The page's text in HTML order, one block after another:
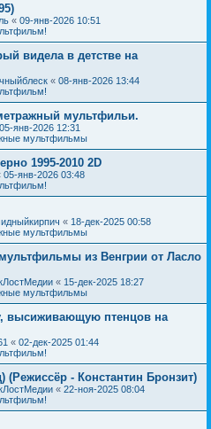
« 09-янв-2026 10:51
видела в детстве на
« 08-янв-2026 13:44
мультфильи.
05-янв-2026 12:31
мультфильмы
1995-2010 2D
05-янв-2026 03:48
« 18-дек-2025 00:58
мультфильмы
из Венгрии от Ласло
« 15-дек-2025 18:27
мультфильмы
высиживающую птенцов на
« 02-дек-2025 01:44
(Режиссёр - Константин Бронзит)
« 22-ноя-2025 08:04